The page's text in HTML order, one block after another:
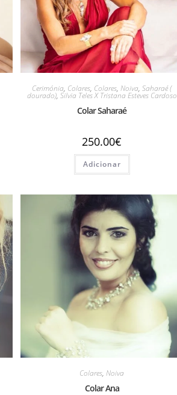
Cerimónia, Colares, Colares,Noiva,Saharaé (
dourado), Silvia Teles X Tristana Esteves Cardoso
Colar Saharaé
250.00€
Adicionar
Colares,Noiva
Colar Ana